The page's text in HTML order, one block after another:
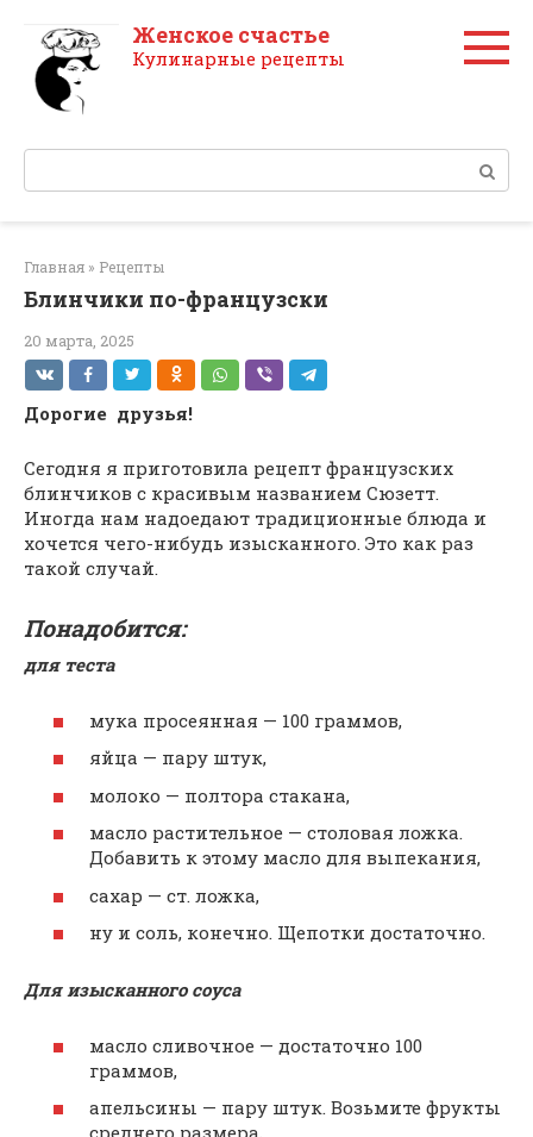
контенту
Женское счастье
Кулинарные рецепты
Поиск:
Главная » Рецепты
Блинчики по-французски
20 марта, 2025
Дорогие друзья!
Сегодня я приготовила рецепт французских
блинчиков с красивым названием Сюзетт.
Иногда нам надоедают традиционные блюда и
хочется чего-нибудь изысканного. Это как раз
такой случай.
Понадобится:
для теста
мука просеянная — 100 граммов,
яйца — пару штук,
молоко — полтора стакана,
масло растительное — столовая ложка.
Добавить к этому масло для выпекания,
сахар — ст. ложка,
ну и соль, конечно. Щепотки достаточно.
Для изысканного соуса
масло сливочное — достаточно 100
граммов,
апельсины — пару штук. Возьмите фрукты
среднего размера,